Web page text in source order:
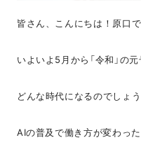
皆さん、こんにちは！原口で
いよいよ5月から「令和」の
どんな時代になるのでしょ
AIの普及で働き方が変わっ